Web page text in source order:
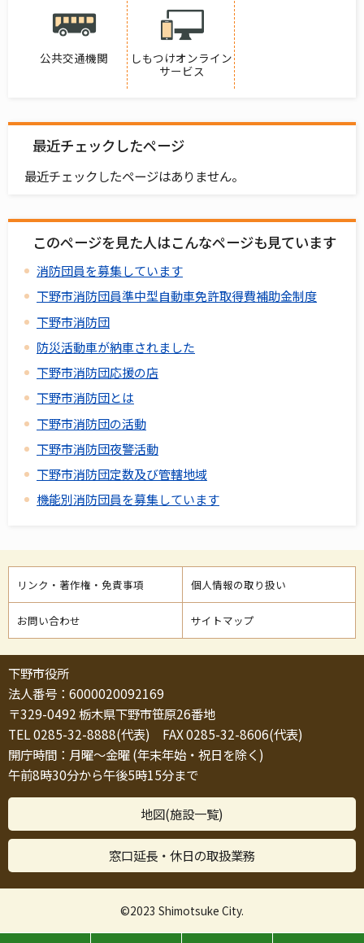
公共交通機関
しもつけオンライン
サービス
最近チェックしたページ
最近チェックしたページはありません。
このページを見た人はこんなページも見ています
消防団員を募集しています
下野市消防団員準中型自動車免許取得費補助金制度
下野市消防団
防災活動車が納車されました
下野市消防団応援の店
下野市消防団とは
下野市消防団の活動
下野市消防団夜警活動
下野市消防団定数及び管轄地域
機能別消防団員を募集しています
リンク・著作権・免責事項 個人情報の取り扱い
お問い合わせ サイトマップ
下野市役所
法人番号：6000020092169
〒329-0492 栃木県下野市笹原26番地
TEL 0285-32-8888(代表) FAX 0285-32-8606(代表)
開庁時間：月曜～金曜 (年末年始・祝日を除く)
午前8時30分から午後5時15分まで
地図(施設一覧)
窓口延長・休日の取扱業務
©2023 Shimotsuke City.